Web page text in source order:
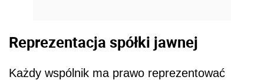
Reprezentacja spółki jawnej
Każdy wspólnik ma prawo reprezentować